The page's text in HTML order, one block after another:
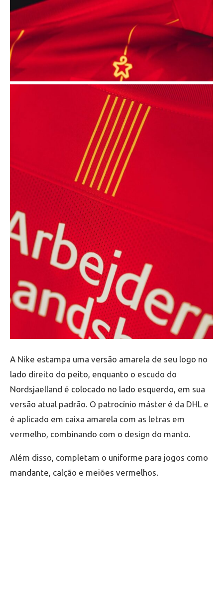
A Nike estampa uma versão amarela de seu logo no
lado direito do peito, enquanto o escudo do
Nordsjaelland é colocado no lado esquerdo, em sua
versão atual padrão. O patrocínio máster é da DHL e
é aplicado em caixa amarela com as letras em
vermelho, combinando com o design do manto.
Além disso, completam o uniforme para jogos como
mandante, calção e meiões vermelhos.